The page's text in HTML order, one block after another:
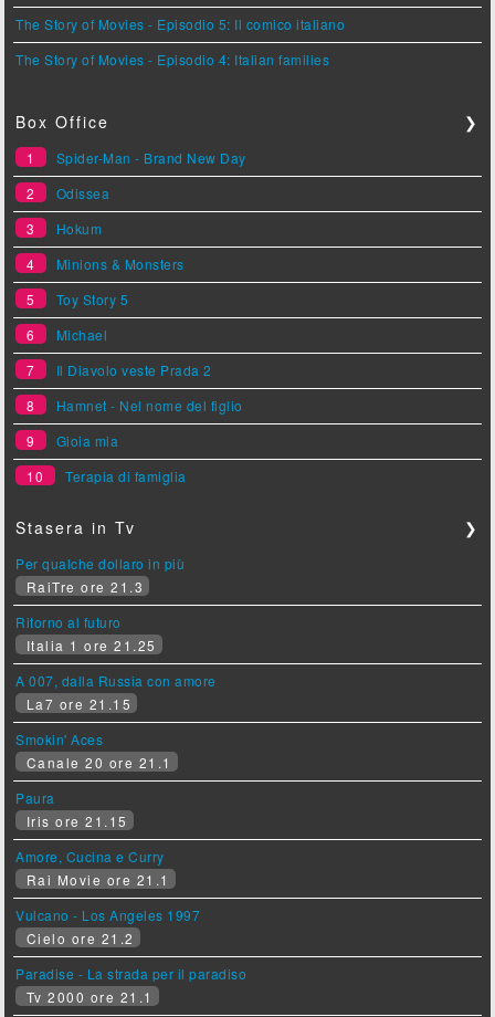
The Story of Movies - Episodio 5: Il comico italiano
The Story of Movies - Episodio 4: Italian families
Box Office ❯
1
Spider-Man - Brand New Day
2
Odissea
3
Hokum
4
Minions & Monsters
5
Toy Story 5
6
Michael
7
Il Diavolo veste Prada 2
8
Hamnet - Nel nome del figlio
9
Gioia mia
10
Terapia di famiglia
Stasera in Tv ❯
Per qualche dollaro in più
RaiTre ore 21.3
Ritorno al futuro
Italia 1 ore 21.25
A 007, dalla Russia con amore
La7 ore 21.15
Smokin' Aces
Canale 20 ore 21.1
Paura
Iris ore 21.15
Amore, Cucina e Curry
Rai Movie ore 21.1
Vulcano - Los Angeles 1997
Cielo ore 21.2
Paradise - La strada per il paradiso
Tv 2000 ore 21.1